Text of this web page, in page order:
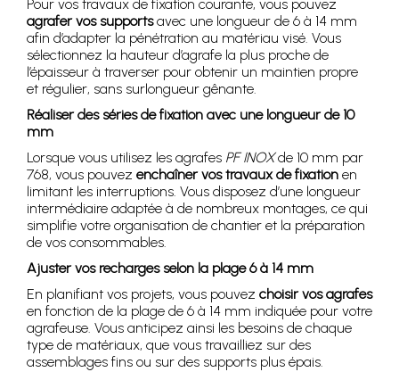
Pour vos travaux de fixation courante, vous pouvez
agrafer vos supportsavec une longueur de 6 à 14 mm
afin d’adapter la pénétration au matériau visé. Vous
sélectionnez la hauteur d’agrafe la plus proche de
l’épaisseur à traverser pour obtenir un maintien propre
et régulier, sans surlongueur gênante.
Réaliser des séries de fixation avec une longueur de 10
mm
Lorsque vous utilisez les agrafes PF INOXde 10 mm par
768, vous pouvez enchaîner vos travaux de fixation en
limitant les interruptions. Vous disposez d’une longueur
intermédiaire adaptée à de nombreux montages, ce qui
simplifie votre organisation de chantier et la préparation
de vos consommables.
Ajuster vos recharges selon la plage 6 à 14 mm
En planifiant vos projets, vous pouvez choisir vos agrafes
en fonction de la plage de 6 à 14 mm indiquée pour votre
agrafeuse. Vous anticipez ainsi les besoins de chaque
type de matériaux, que vous travailliez sur des
assemblages fins ou sur des supports plus épais.